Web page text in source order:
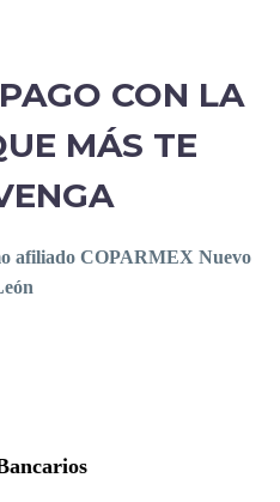
CON LA
MÁS TE
afiliado COPARMEX Nuevo